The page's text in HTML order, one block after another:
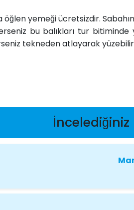
yemeği ücretsizdir.
bu balıkları tur
tekneden atlayarak